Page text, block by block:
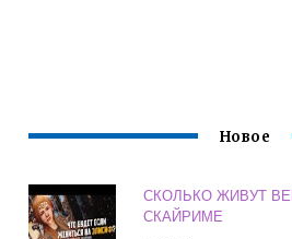
Новое
СКОЛЬКО ЖИВУТ
СКАЙРИМЕ